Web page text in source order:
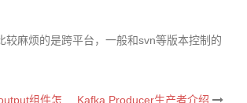
较麻烦的是跨平台，一般和svn等版本控制的
组件怎
Kafka Producer生产者介绍